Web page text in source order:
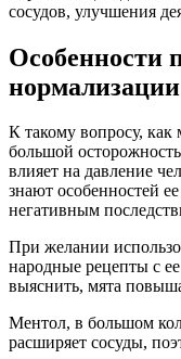
сосудов, улучшения
Особенности
К такому вопросу, как
большой
влияет на давление
знают особенностей
негативным
При желании
народные рецепты с
выяснить, мята
Ментол, в большом
расширяет сосуды,